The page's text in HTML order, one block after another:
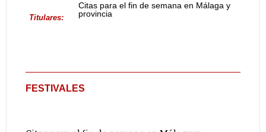
Titulares:
Citas para el fin de semana en Málaga y
provincia
FESTIVALES